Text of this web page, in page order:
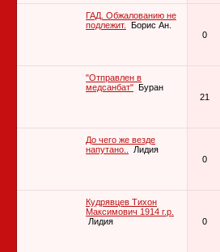
ГАД. Обжалованию не
подлежит.
Борис Ан.
0
"Отправлен в
медсанбат"
Буран
21
До чего же везде
напутано..
Лидия
0
Кудрявцев Тихон
Максимович 1914 г.р.
Лидия
0